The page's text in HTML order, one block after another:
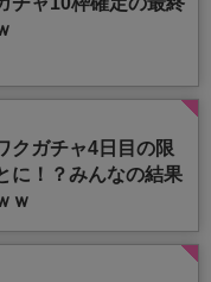
クガチャ4日目の限
に！？みんなの結果
ｗ